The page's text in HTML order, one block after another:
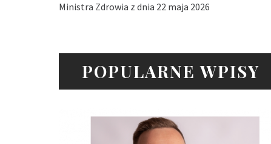
Ministra Zdrowia z dnia 22 maja 2026
POPULARNE WPISY